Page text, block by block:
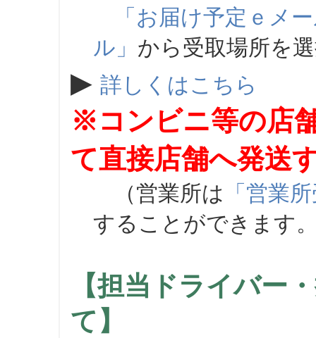
「お届け予定ｅメ
ル」 から受取場所を
▶ 詳しくはこちら
※コンビニ等の店
て直接店舗へ発送
（営業所は 「営業
することができます
【担当ドライバー
て】